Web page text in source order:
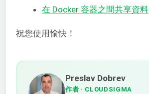
在 Docker 容器之間共享資料
祝您使用愉快！
Preslav Dobrev
作者 · CLOUDSIGMA